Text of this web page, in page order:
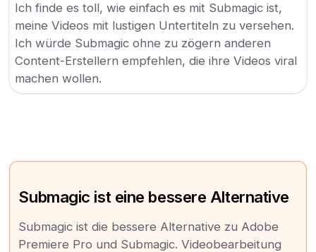
Ich finde es toll, wie einfach es mit Submagic ist,
meine Videos mit lustigen Untertiteln zu versehen.
Ich würde Submagic ohne zu zögern anderen
Content-Erstellern empfehlen, die ihre Videos viral
machen wollen.
Submagic ist eine bessere Alternative
Submagic ist die bessere Alternative zu Adobe
Premiere Pro und Submagic. Videobearbeitung